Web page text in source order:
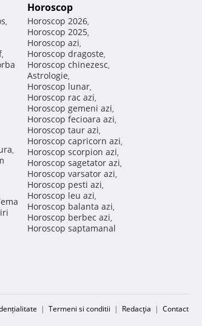
,
,
,
Horoscop
Horoscop 2026,
Horoscop 2025,
Horoscop azi,
Horoscop dragoste,
Horoscop chinezesc,
Astrologie,
Horoscop lunar,
Horoscop rac azi,
Horoscop gemeni azi,
Horoscop fecioara azi,
Horoscop taur azi,
Horoscop capricorn azi,
Horoscop scorpion azi,
Horoscop sagetator azi,
Horoscop varsator azi,
Horoscop pesti azi,
Horoscop leu azi,
Horoscop balanta azi,
Horoscop berbec azi,
Horoscop saptamanal
| Termeni si conditii | Redacţia | Contact